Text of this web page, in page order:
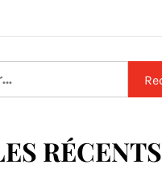
RÉCENTS